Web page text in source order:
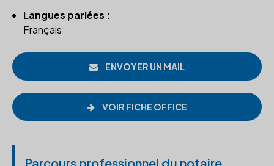
Langues parlées :
Français
ENVOYER UN MAIL
VOIR FICHE OFFICE
Parcours professionnel du notaire